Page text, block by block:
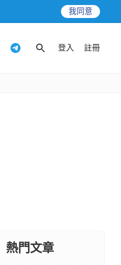
我同意
登入 註冊
熱門文章